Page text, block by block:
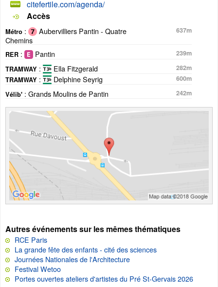
citefertile.com/agenda/
Accès
Métro :
Aubervilliers Pantin - Quatre
Chemins
637m
RER : Pantin
239m
TRAMWAY : Ella Fitzgerald
282m
TRAMWAY : Delphine Seyrig
600m
Vélib' : Grands Moulins de Pantin 242m
Autres événements sur les mêmes thématiques
RCE Paris
La grande fête des enfants - cité des sciences
Journées Nationales de l'Architecture
Festival Wetoo
Portes ouvertes ateliers d'artistes du Pré St-Gervais 2026